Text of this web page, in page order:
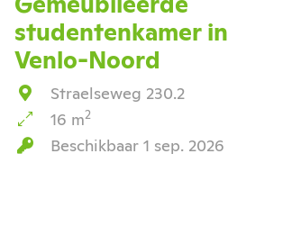
studentenkamer in
Venlo-Noord
Straelseweg 230.2
16 m2
Beschikbaar 1 sep. 2026